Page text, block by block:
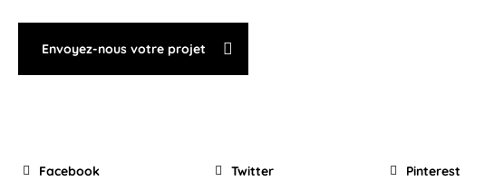
Envoyez-nous votre projet
Facebook Twitter Pinterest